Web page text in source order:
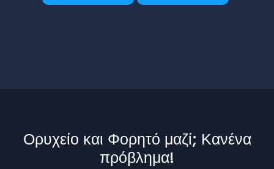
Ορυχείο και Φορητό μαζί; Κανένα
πρόβλημα!